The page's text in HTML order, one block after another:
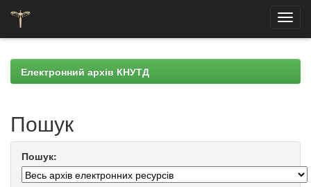
navigationЕлектронний архів КНУТД
Пошук
Пошук: